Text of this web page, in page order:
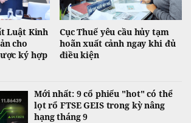
Luật Kinh
cho
ký hợp
Cục Thuế yêu cầu hủy tạm
hoãn xuất cảnh ngay khi đủ
điều kiện
Mới nhất: 9 cổ phiếu "hot" có thể
lọt rổ FTSE GEIS trong kỳ nâng
hạng tháng 9